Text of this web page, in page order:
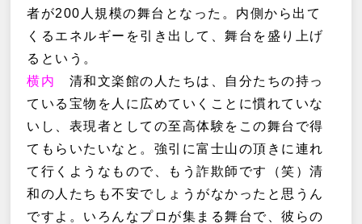
者が200人規模の舞台となった。内側から出て
くるエネルギーを引き出して、舞台を盛り上げ
るという。
横内
清和文楽館の人たちは、自分たちの持っ
ている宝物を人に広めていくことに慣れていな
いし、表現者としての至高体験をこの舞台で得
てもらいたいなと。強引に富士山の頂きに連れ
て行くようなもので、もう詐欺師です（笑）清
和の人たちも不安でしょうがなかったと思うん
ですよ。いろんなプロが集まる舞台で、彼らの